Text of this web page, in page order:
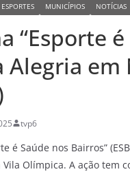
ESPORTES MUNICÍPIOS NOTÍCIAS
“Esporte
Alegria em
tvp6
é Saúde nos Bairros”
Vila Olímpica. A ação